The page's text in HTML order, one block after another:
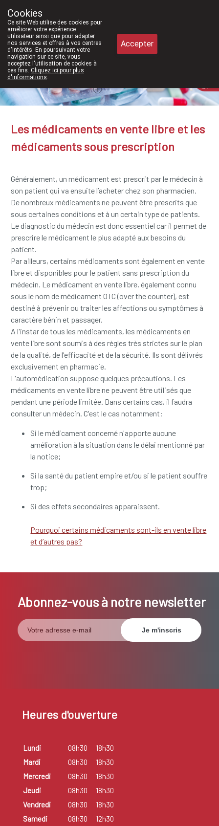
Aujourd'hui A présent
Les médicaments en vente libre et les
médicaments sous prescription
Généralement, un médicament est prescrit par le médecin à
son patient qui va ensuite l’acheter chez son pharmacien.
De nombreux médicaments ne peuvent être prescrits que
sous certaines conditions et à un certain type de patients.
Le diagnostic du médecin est donc essentiel car il permet de
prescrire le médicament le plus adapté aux besoins du
patient.
Par ailleurs, certains médicaments sont également en vente
libre et disponibles pour le patient sans prescription du
médecin. Le médicament en vente libre, également connu
sous le nom de médicament OTC (over the counter), est
destiné à prévenir ou traiter les affections ou symptômes à
caractère bénin et passager.
A l'instar de tous les médicaments, les médicaments en
vente libre sont soumis à des règles très strictes sur le plan
de la qualité, de l'efficacité et de la sécurité. Ils sont délivrés
exclusivement en pharmacie.
L'automédication suppose quelques précautions. Les
médicaments en vente libre ne peuvent être utilisés que
pendant une période limitée. Dans certains cas, il faudra
consulter un médecin. C'est le cas notamment:
Si le médicament concerné n'apporte aucune
amélioration à la situation dans le délai mentionné par
la notice;
Si la santé du patient empire et/ou si le patient souffre
trop;
Si des effets secondaires apparaissent.
Pourquoi certains médicaments sont-ils en vente libre
et d’autres pas?
Abonnez-vous à notre newsletter
Heures d'ouverture
Lundi 08h30
18h30
Mardi
08h30
18h30
Mercredi
08h30
18h30
Jeudi
08h30
18h30
Vendredi
08h30
18h30
Samedi
08h30
12h30
Cookies
Ce site Web utilise des cookies pour
améliorer votre expérience
utilisateur ainsi que pour adapter
nos services et offres à vos centres
d'intérêts. En poursuivant votre
navigation sur ce site, vous
acceptez l'utilisation de cookies à
ces fins. Cliquez ici pour plus
d'informations.
Accepter